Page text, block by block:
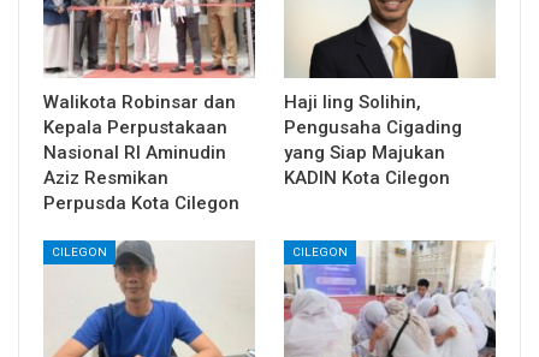
Walikota Robinsar dan
Kepala Perpustakaan
Nasional RI Aminudin
Aziz Resmikan
Perpusda Kota Cilegon
Haji Iing Solihin,
Pengusaha Cigading
yang Siap Majukan
KADIN Kota Cilegon
CILEGON CILEGON